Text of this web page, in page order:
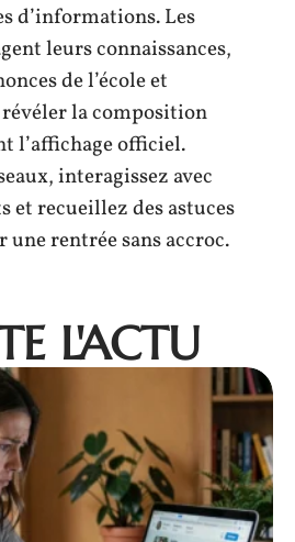
d’informations. Les
leurs connaissances,
de l’école et
la composition
l’affichage officiel.
interagissez avec
et recueillez des astuces
une rentrée sans accroc.
L'ACTU